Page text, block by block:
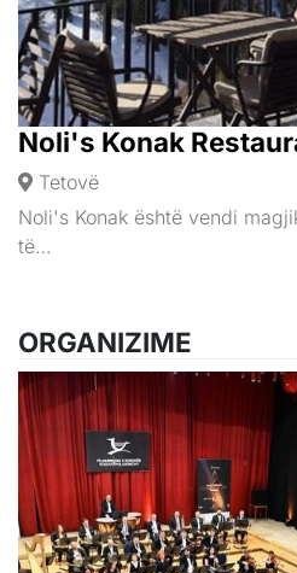
Noli's Konak
Tetovë
Noli's Konak është vendi
të…
ORGANIZIME